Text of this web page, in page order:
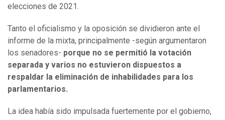
elecciones de 2021.
Tanto el oficialismo y la oposición se dividieron ante el
informe de la mixta, principalmente -según argumentaron
los senadores- porque no se permitió la votación
separada y varios no estuvieron dispuestos a
respaldar la eliminación de inhabilidades para los
parlamentarios.
La idea había sido impulsada fuertemente por el gobierno,